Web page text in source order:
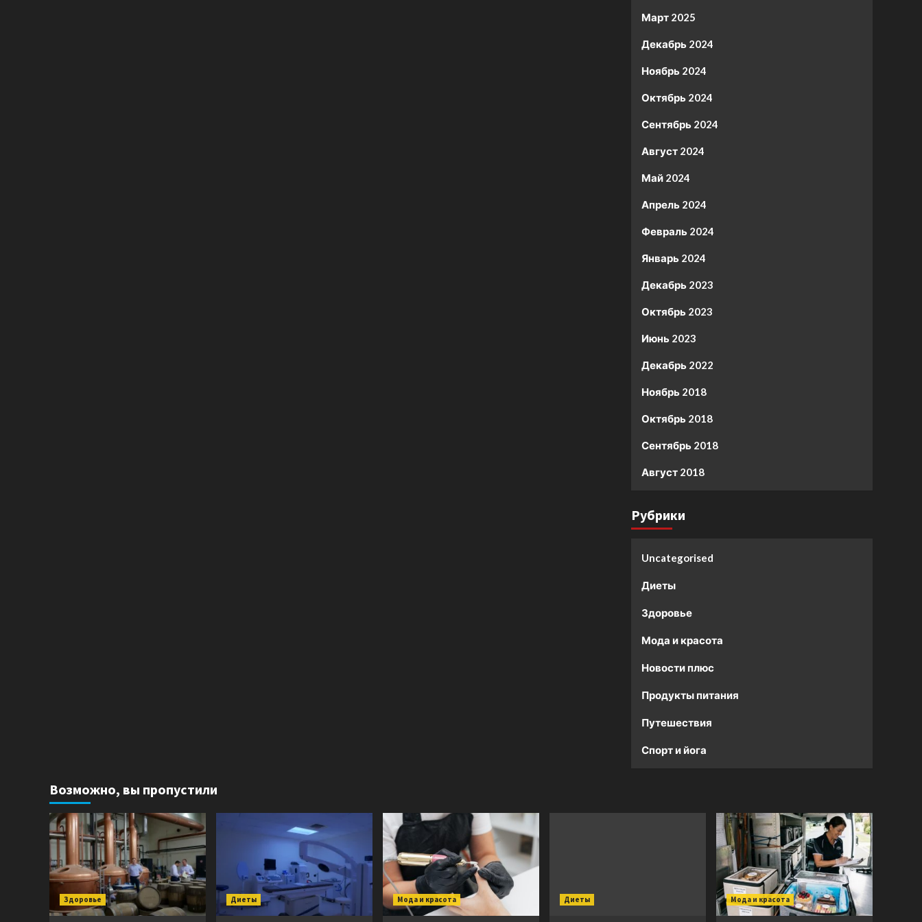
Март 2025
Декабрь 2024
Ноябрь 2024
Октябрь 2024
Сентябрь 2024
Август 2024
Май 2024
Апрель 2024
Февраль 2024
Январь 2024
Декабрь 2023
Октябрь 2023
Июнь 2023
Декабрь 2022
Ноябрь 2018
Октябрь 2018
Сентябрь 2018
Август 2018
Рубрики
Uncategorised
Диеты
Здоровье
Мода и красота
Новости плюс
Продукты питания
Путешествия
Спорт и йога
Возможно, вы пропустили
Здоровье Диеты Мода и красота Диеты Мода и красота